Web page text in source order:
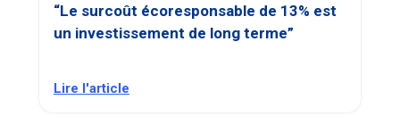
“Le surcoût écoresponsable de 13% est
un investissement de long terme”
Lire l'article